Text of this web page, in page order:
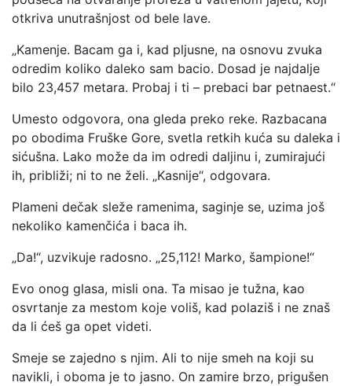
otkriva unutrašnjost od bele lave.
„Kamenje. Bacam ga i, kad pljusne, na osnovu zvuka
odredim koliko daleko sam bacio. Dosad je najdalje
bilo 23,457 metara. Probaj i ti – prebaci bar petnaest.“
Umesto odgovora, ona gleda preko reke. Razbacana
po obodima Fruške Gore, svetla retkih kuća su daleka i
sićušna. Lako može da im odredi daljinu i, zumirajući
ih, približi; ni to ne želi. „Kasnije“, odgovara.
Plameni dečak sleže ramenima, saginje se, uzima još
nekoliko kamenčića i baca ih.
„Da!“, uzvikuje radosno. „25,112! Marko, šampione!“
Evo onog glasa, misli ona. Ta misao je tužna, kao
osvrtanje za mestom koje voliš, kad polaziš i ne znaš
da li ćeš ga opet videti.
Smeje se zajedno s njim. Ali to nije smeh na koji su
navikli, i oboma je to jasno. On zamire brzo, prigušen